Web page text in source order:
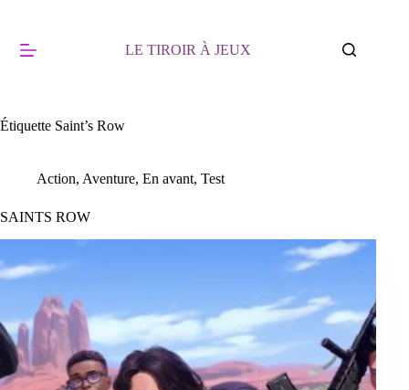
LE TIROIR À JEUX
Étiquette Saint’s Row
Action, Aventure, En avant, Test
SAINTS ROW